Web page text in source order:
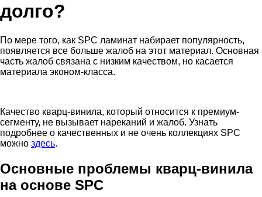
долго?
По мере того, как SPC ламинат набирает популярность,
появляется все больше жалоб на этот материал. Основная
часть жалоб связана с низким качеством, но касается
материала эконом-класса.
Качество кварц-винила, который относится к премиум-
сегменту, не вызывает нареканий и жалоб. Узнать
подробнее о качественных и не очень коллекциях SPC
можно здесь.
Основные проблемы кварц-винила
на основе SPC